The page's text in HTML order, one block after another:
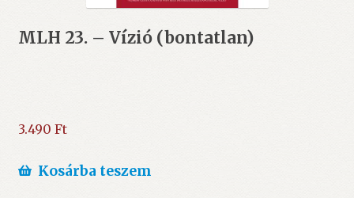
MLH 23. – Vízió (bontatlan)
3.490 Ft
Kosárba teszem